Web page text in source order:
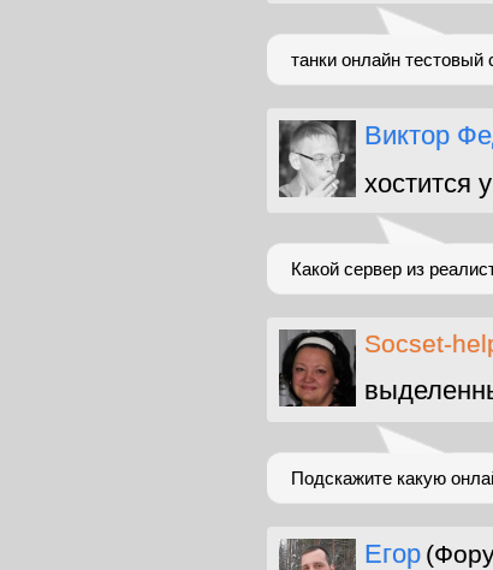
танки онлайн тестовый
Виктор
хостится у
Какой сервер из
Socset-
Подскажите какую
Егор